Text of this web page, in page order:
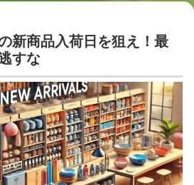
新商品入荷日を狙え！最
すな